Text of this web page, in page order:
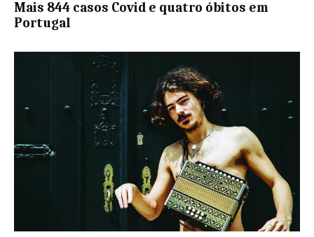
Mais 844 casos Covid e quatro óbitos em
Portugal